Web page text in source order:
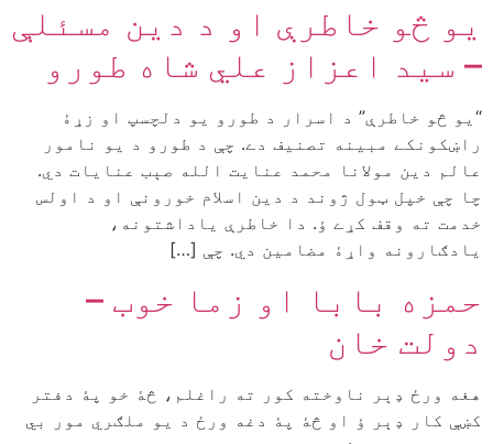
يو څو خاطرې او د دين مسئلې
– سيد اعزاز علي شاه طورو
“يو څو خاطرې” د اسرار د طورو يو دلچسپ او زړۀ
راښکونکے مبينه تصنيف دے. چې د طورو د يو نامور
عالم دين مولانا محمد عنايت الله صېب عنايات دي.
چا چې خپل ټول ژوند د دين اسلام خورونې او د اولس
خدمت ته وقف کړے ؤ. دا خاطرې ياداشتونه،
يادګارونه واړۀ مضامين دي. چې […]
حمزه بابا او زما خوب –
دولت خان
هغه ورځ ډېر ناوخته کور ته راغلم، څۀ خو پۀ دفتر
کښې کار ډېر ؤ او څۀ پۀ دغه ورځ د يو ملګري مور بي